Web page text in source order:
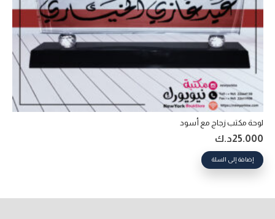
لوحة مكتب زجاج مع أسود
25.000د.ك
إضافة إلى السلة